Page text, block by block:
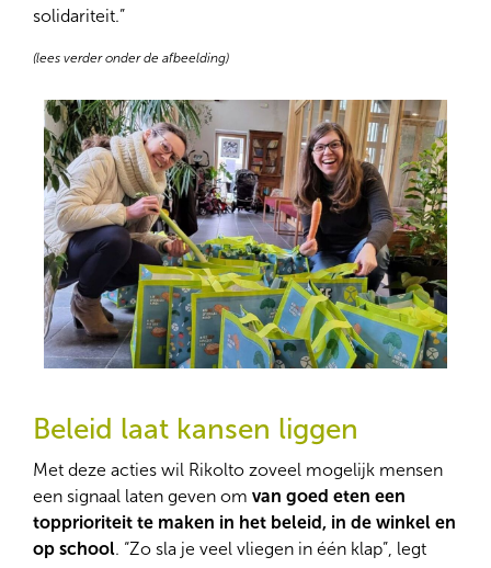
solidariteit.”
(lees verder onder de afbeelding)
Beleid laat kansen liggen
Met deze acties wil Rikolto zoveel mogelijk mensen
een signaal laten geven om van goed eten een
topprioriteit te maken in het beleid, in de winkel en
op school. “Zo sla je veel vliegen in één klap”, legt